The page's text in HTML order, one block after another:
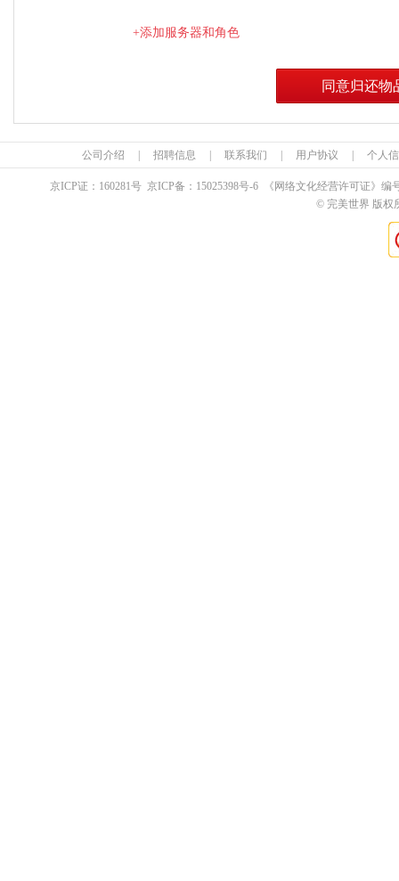
+添加服务器和角色
同意归还物
公司介绍 招聘信息 联系我们 用户协议 个人
京ICP证： 160281号 京ICP备： 15025398号-6 《网络文化经营许可证》编
© 完美世界 版权